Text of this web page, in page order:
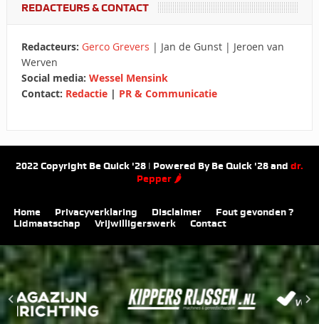
REDACTEURS & CONTACT
Redacteurs: Gerco Grevers | Jan de Gunst | Jeroen van
Werven
Social media: Wessel Mensink
Contact: Redactie| PR & Communicatie
2022 Copyright Be Quick '28 | Powered By Be Quick '28 and dr.
Pepper 🌶
Home Privacyverklaring Disclaimer
Fout gevonden ?
Lidmaatschap
Vrijwilligerswerk Contact